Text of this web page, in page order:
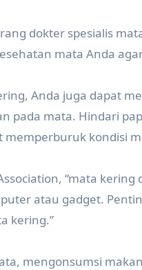
dokter spesialis
mata Anda
Anda juga dapat
pada mata. Hindari
memperburuk kondisi
“mata
atau gadget.
kering.”
mengonsumsi